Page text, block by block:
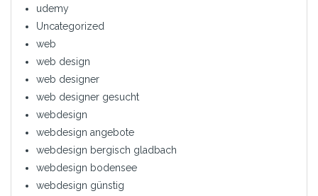
udemy
Uncategorized
web
web design
web designer
web designer gesucht
webdesign
webdesign angebote
webdesign bergisch gladbach
webdesign bodensee
webdesign günstig